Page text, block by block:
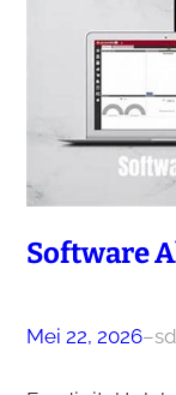
Software
Mei 22, 2026–